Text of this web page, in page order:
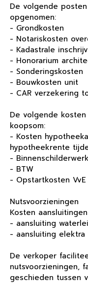
De volgende
opgenomen:
- Grondkosten
- Notariskosten
- Kadastrale
- Honorarium
- Sonderingskosten
- Bouwkosten unit
- CAR verzekering
De volgende
koopsom:
- Kosten
hypotheekrente
- Binnenschilderwerk
- BTW
- Opstartkosten VvE
Nutsvoorzieningen
Kosten
- aansluiting
- aansluiting elektra
De verkoper
nutsvoorzieningen,
geschieden tussen